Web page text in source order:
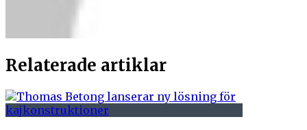
Relaterade artiklar